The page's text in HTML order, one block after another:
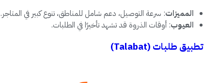
المميزات: سرعة التوصيل، دعم شامل للمناطق، تنوع كبير في المتاجر.
العيوب: أوقات الذروة قد تشهد تأخيرًا في الطلبات.
تطبيق طلبات (Talabat)